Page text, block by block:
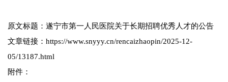
原文标题：遂宁市第一人民医院关于长期招聘优秀人才的公告
文章链接：https://www.snyyy.cn/rencaizhaopin/2025-12-
05/13187.html
附件：